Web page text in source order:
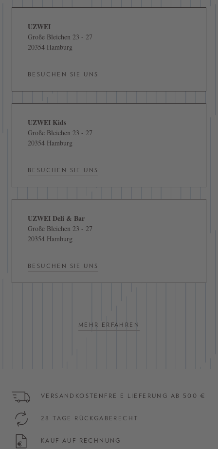
UZWEI
Große Bleichen 23 - 27
20354 Hamburg
BESUCHEN SIE UNS
UZWEI Kids
Große Bleichen 23 - 27
20354 Hamburg
BESUCHEN SIE UNS
UZWEI Deli & Bar
Große Bleichen 23 - 27
20354 Hamburg
BESUCHEN SIE UNS
MEHR ERFAHREN
VERSANDKOSTENFREIE LIEFERUNG AB 500 €
28 TAGE RÜCKGABERECHT
KAUF AUF RECHNUNG